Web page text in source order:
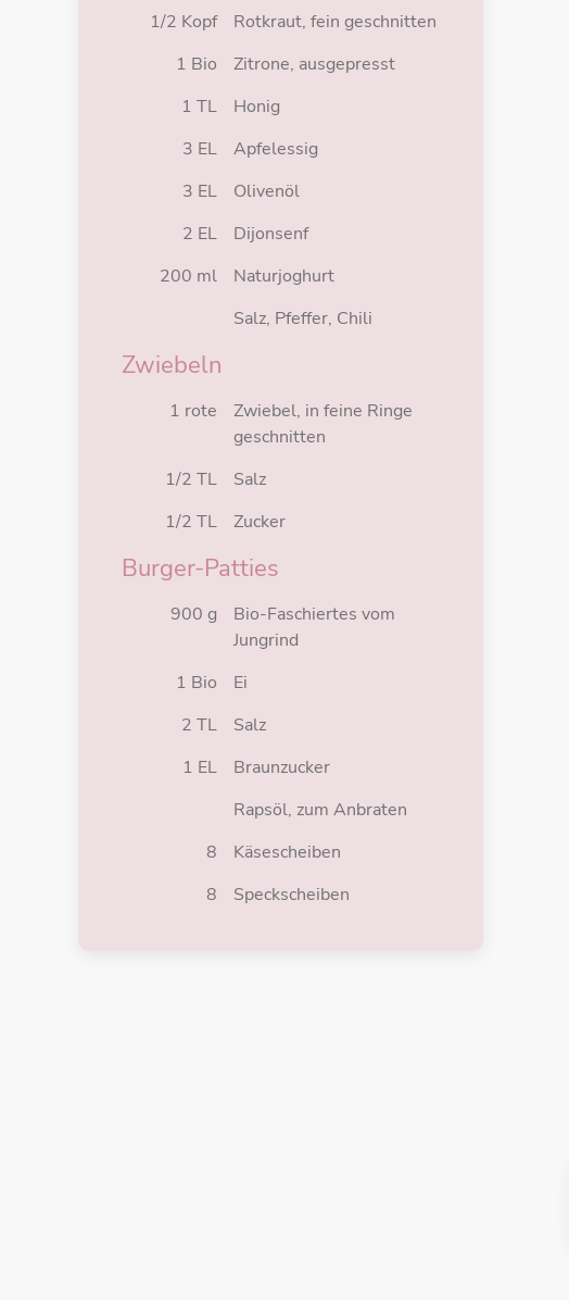
1/2 Kopf
Rotkraut, fein geschnitten
1 Bio
Zitrone, ausgepresst
1 TL
Honig
3 EL
Apfelessig
3 EL
Olivenöl
2 EL
Dijonsenf
200 ml
Naturjoghurt
Salz, Pfeffer, Chili
Zwiebeln
1 rote
Zwiebel, in feine Ringe
geschnitten
1/2 TL
Salz
1/2 TL
Zucker
Burger-Patties
900 g
Bio-Faschiertes vom
Jungrind
1 Bio
Ei
2 TL
Salz
1 EL
Braunzucker
Rapsöl, zum Anbraten
8
Käsescheiben
8
Speckscheiben